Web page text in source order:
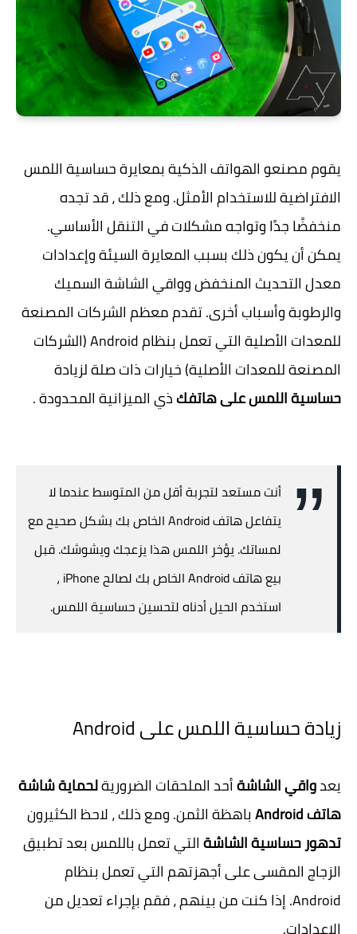
يقوم مصنعو الهواتف الذكية بمعايرة حساسية اللمس
الافتراضية للاستخدام الأمثل. ومع ذلك ، قد تجده
منخفضًا جدًا وتواجه مشكلات في التنقل الأساسي.
يمكن أن يكون ذلك بسبب المعايرة السيئة وإعدادات
معدل التحديث المنخفض وواقي الشاشة السميك
والرطوبة وأسباب أخرى. تقدم معظم الشركات المصنعة
للمعدات الأصلية التي تعمل بنظام Android (الشركات
المصنعة للمعدات الأصلية) خيارات ذات صلة لزيادة
حساسية اللمس على هاتفكذي الميزانية المحدودة .
أنت مستعد لتجربة أقل من المتوسط ​​عندما لا
يتفاعل هاتف Android الخاص بك بشكل صحيح مع
لمساتك. يؤخر اللمس هذا يزعجك ويشوشك. قبل
بيع هاتف Android الخاص بك لصالح iPhone ،
استخدم الحيل أدناه لتحسين حساسية اللمس.
زيادة حساسية اللمس على Android
يعدواقي الشاشةأحد الملحقات الضروريةلحماية شاشة
هاتف Android
باهظة الثمن. ومع ذلك ، لاحظ الكثيرون
تدهور حساسية الشاشةالتي تعمل باللمس بعد تطبيق
الزجاج المقسى على أجهزتهم التي تعمل بنظام
Android. إذا كنت من بينهم ، فقم بإجراء تعديل من